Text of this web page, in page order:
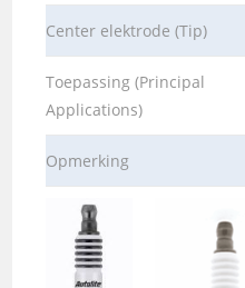
Center elektrode (Tip)
Toepassing (Principal
Applications)
Opmerking